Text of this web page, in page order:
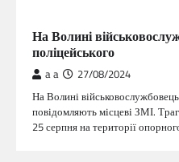
На Волині
поліцейського
a a 27/08/2024
На Волині
повідомляють місцеві ЗМІ.
25 серпня на території